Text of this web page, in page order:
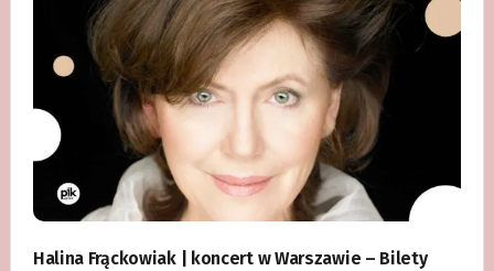
Halina Frąckowiak | koncert w Warszawie – Bilety